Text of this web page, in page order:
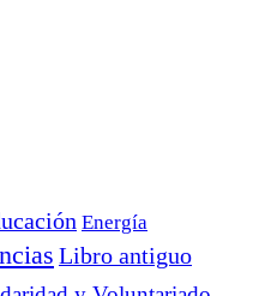
Energía
Libro antiguo